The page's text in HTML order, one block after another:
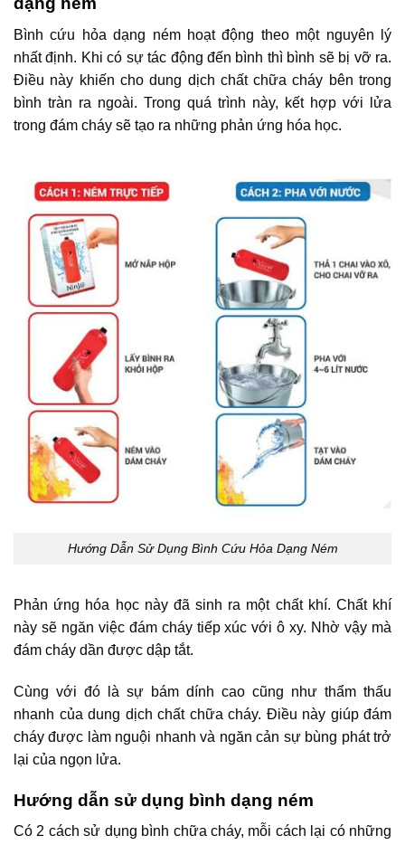
Bình cứu hỏa dạng ném hoạt động theo một nguyên lý
nhất định. Khi có sự tác động đến bình thì bình sẽ bị vỡ ra.
Điều này khiến cho dung dịch chất chữa cháy bên trong
bình tràn ra ngoài. Trong quá trình này, kết hợp với lửa
trong đám cháy sẽ tạo ra những phản ứng hóa học.
Hướng Dẫn Sử Dụng Bình Cứu Hỏa Dạng Ném
Phản ứng hóa học này đã sinh ra một chất khí. Chất khí
này sẽ ngăn việc đám cháy tiếp xúc với ô xy. Nhờ vậy mà
đám cháy dần được dập tắt.
Cùng với đó là sự bám dính cao cũng như thẩm thấu
nhanh của dung dịch chất chữa cháy. Điều này giúp đám
cháy được làm nguội nhanh và ngăn cản sự bùng phát trở
lại của ngọn lửa.
Hướng dẫn sử dụng bình dạng ném
Có 2 cách sử dụng bình chữa cháy, mỗi cách lại có những